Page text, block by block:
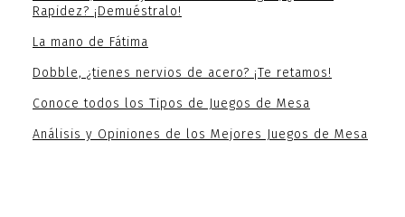
Rapidez? ¡Demuéstralo!
La mano de Fátima
Dobble, ¿tienes nervios de acero? ¡Te retamos!
Conoce todos los Tipos de Juegos de Mesa
Análisis y Opiniones de los Mejores Juegos de Mesa